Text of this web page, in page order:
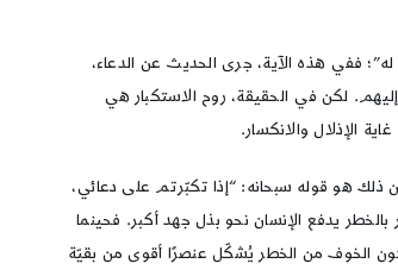
ففي هذه الآية، جرى الحديث عن الدعاء،
إليهم. لكن في الحقيقة، روح الاستكبار هي
الإذلال والانكسار.
ذلك هو قوله سبحانه: “إذا تكبّرتم على دعائي،
يدفع الإنسان نحو بذل جهد أكبر. فحينما
كون الخوف من الخطر يُشكّل عنصرًا أقوى من بقيّة